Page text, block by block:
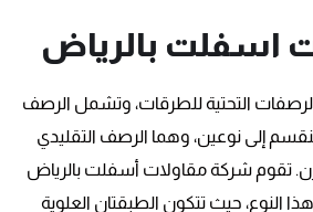
اسفلت بالرياض
التحتية للطرقات، وتشمل الرصف
إلى نوعين، وهما الرصف التقليدي
تقوم شركة مقاولات أسفلت بالرياض
النوع، حيث تتكون الطبقتان العلوية